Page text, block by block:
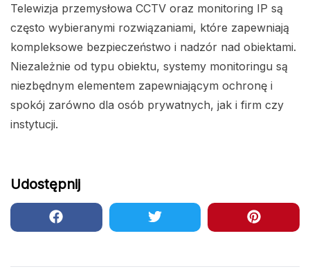
Telewizja przemysłowa CCTV oraz monitoring IP są
często wybieranymi rozwiązaniami, które zapewniają
kompleksowe bezpieczeństwo i nadzór nad obiektami.
Niezależnie od typu obiektu, systemy monitoringu są
niezbędnym elementem zapewniającym ochronę i
spokój zarówno dla osób prywatnych, jak i firm czy
instytucji.
Udostępnij